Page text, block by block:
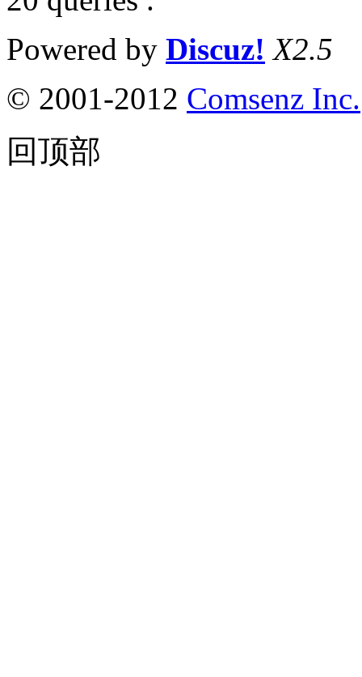
Powered by Discuz! X2.5
© 2001-2012 Comsenz Inc.
回顶部